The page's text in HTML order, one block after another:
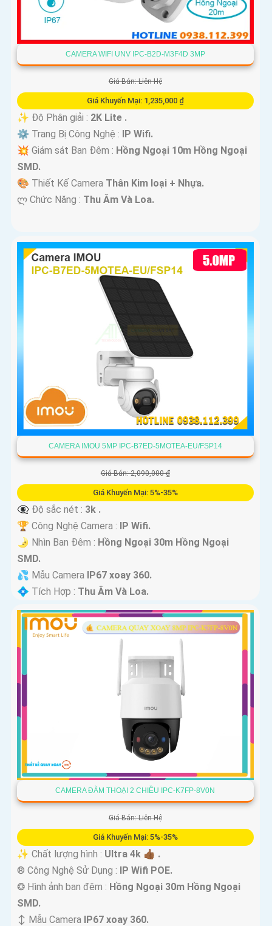
CAMERA WIFI UNV IPC-B2D-M3F4D 3MP
Giá Bán: Liên Hệ
Giá Khuyến Mại: 1,235,000 ₫
✨ Độ Phân giải : 2K Lite .
⚙ Trang Bị Công Nghệ :
IP Wifi.
💥 Giám sát Ban Đêm : Hồng Ngoại 10m Hồng Ngoại
SMD.
🎨 Thiết Kế Camera Thân Kim loại + Nhựa.
️ლ Chức Năng : Thu Âm Và Loa.
CAMERA IMOU 5MP IPC-B7ED-5MOTEA-EU/FSP14
Giá Bán: 2,090,000 ₫
Giá Khuyến Mại: 5%-35%
👁️‍🗨 Độ sắc nét : 3k .
🏆 Công Nghệ Camera : IP Wifi.
🌛 Nhìn Ban Đêm : Hồng Ngoại 30m Hồng Ngoại
SMD.
💦 Mẫu Camera IP67 xoay 360.
️💠 Tích Hợp : Thu Âm Và Loa.
CAMERA ĐÀM THOẠI 2 CHIỀU IPC-K7FP-8V0N
Giá Bán: Liên Hệ
Giá Khuyến Mại: 5%-35%
✨ Chất lượng hình : Ultra 4k 👍🏾 .
®️ Công Nghệ Sử Dụng : IP Wifi POE.
❂ Hình ảnh ban đêm : Hồng Ngoại 30m Hồng Ngoại
SMD.
↕️ Mẫu Camera IP67 xoay 360.